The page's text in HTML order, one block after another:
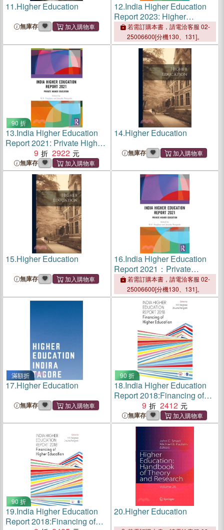
11.Higher Education
無庫存
12.India Higher Education
Report 2023: Higher
Education Research
若需訂購本書，請電洽客服 02-
25006600[分機130、131]。
90 折
13.India Higher Education
Report 2021: Private Higher
Education
9 2922
無庫存
14.Higher Education
無庫存
15.Higher Education
無庫存
16.India Higher Education
Report 2021：Private
Higher Education
若需訂購本書，請電洽客服 02-
25006600[分機130、131]。
滿額折
17.Higher Education
無庫存
90 折
18.India Higher Education
Report 2018:Financing of
Higher Education
9 2412
無庫存
90 折
19.India Higher Education
Report 2018:Financing of
20.Higher Education